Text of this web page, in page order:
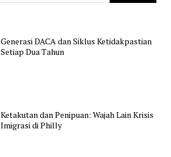
Generasi DACA dan Siklus Ketidakpastian
Setiap Dua Tahun
Ketakutan dan Penipuan: Wajah Lain Krisis
Imigrasi di Philly